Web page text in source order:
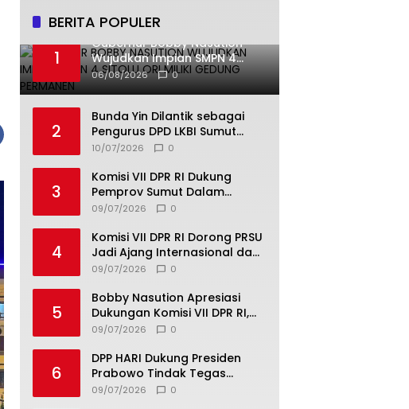
BERITA POPULER
1
Gubernur Bobby Nasution
Wujudkan Impian SMPN 4
Sitolu Ori Miliki Gedung
Permanen
06/08/2026 0
2
Bunda Yin Dilantik sebagai
Pengurus DPD LKBI Sumut
2026–2031, Tegaskan
dan Kerukunan
10/07/2026 0
3
Komisi VII DPR RI Dukung
Pemprov Sumut Dalam
Pemberantasan Pungli di
09/07/2026 0
4
Komisi VII DPR RI Dorong PRSU
Jadi Ajang Internasional dan
Pusat Investasi Sumut
09/07/2026 0
5
Bobby Nasution Apresiasi
Dukungan Komisi VII DPR RI,
Dorong PRSU Masuk Kalender
09/07/2026 0
6
DPP HARI Dukung Presiden
Prabowo Tindak Tegas
Pelaku Korupsi Tanpa Tebang
09/07/2026 0